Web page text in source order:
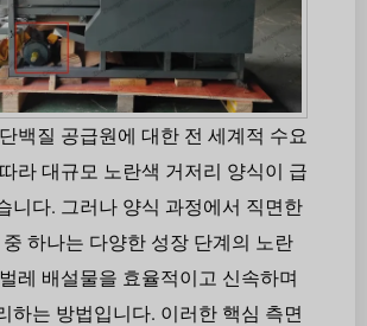
백질 공급원에 대한 전 세계적 수요
라 대규모 노란색 거저리 양식이 급
니다. 그러나 양식 과정에서 직면한
하나는 다양한 성장 단계의 노란
레 배설물을 효율적이고 신속하며
하는 방법입니다. 이러한 핵심 측면